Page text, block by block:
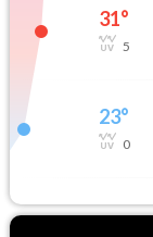
31°
5
23°
0